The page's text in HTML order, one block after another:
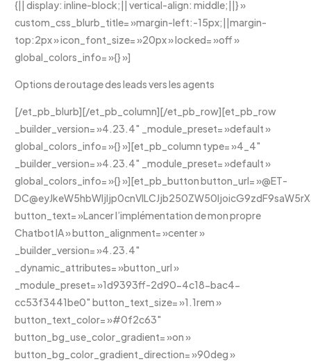
{|| display: inline-block;|| vertical-align: middle;||} »
custom_css_blurb_title= »margin-left:-15px;||margin-
top:2px » icon_font_size= »20px » locked= »off »
global_colors_info= »{} »]
Options de routage des leads vers les agents
[/et_pb_blurb][/et_pb_column][/et_pb_row][et_pb_row
_builder_version= »4.23.4″ _module_preset= »default »
global_colors_info= »{} »][et_pb_column type= »4_4″
_builder_version= »4.23.4″ _module_preset= »default »
global_colors_info= »{} »][et_pb_button button_url= »@ET-
button_text= »Lancer l’implémentation de mon propre
Chatbot IA » button_alignment= »center »
_builder_version= »4.23.4″
_dynamic_attributes= »button_url »
_module_preset= »1d9393ff-2d90-4c18-bac4-
cc53f3441be0″ button_text_size= »1.1rem »
button_text_color= »#0f2c63″
button_bg_use_color_gradient= »on »
button_bg_color_gradient_direction= »90deg »